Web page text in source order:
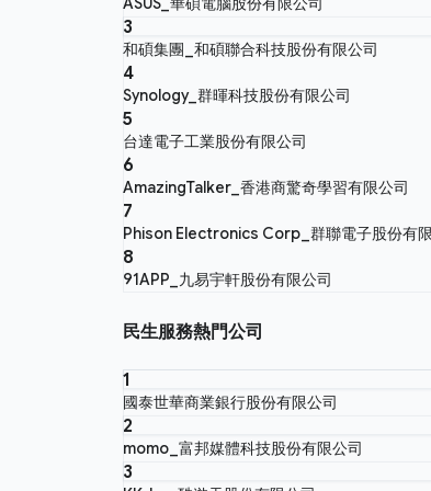
3
和碩集團_和碩聯合科技股份有限公司
4
Synology_群暉科技股份有限公司
5
台達電子工業股份有限公司
6
AmazingTalker_香港商驚奇學習有限公司
7
Phison Electronics Corp_群聯電子股份有
8
91APP_九易宇軒股份有限公司
民生服務熱門公司
1
國泰世華商業銀行股份有限公司
2
momo_富邦媒體科技股份有限公司
3